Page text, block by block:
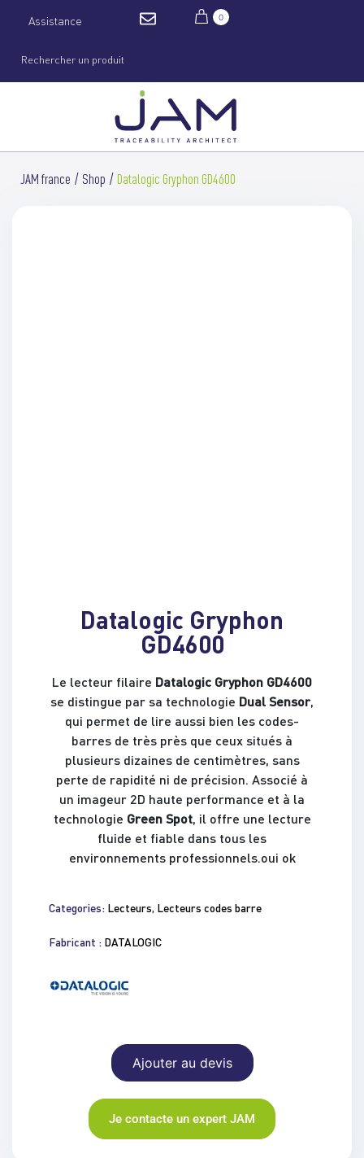
Assistance 0
JAM france Shop Datalogic Gryphon GD4600
Datalogic Gryphon
GD4600
Le lecteur filaire Datalogic Gryphon GD4600
se distingue par sa technologie Dual Sensor,
qui permet de lire aussi bien les codes-
barres de très près que ceux situés à
plusieurs dizaines de centimètres, sans
perte de rapidité ni de précision. Associé à
un imageur 2D haute performance et à la
technologie Green Spot, il offre une lecture
fluide et fiable dans tous les
environnements professionnels.oui ok
Categories: Lecteurs, Lecteurs codes barre
Fabricant : DATALOGIC
Ajouter au devis
Je contacte un expert JAM